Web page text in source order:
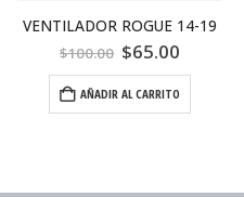
VENTILADOR ROGUE 14-19
$100.00 $65.00
AÑADIR AL CARRITO